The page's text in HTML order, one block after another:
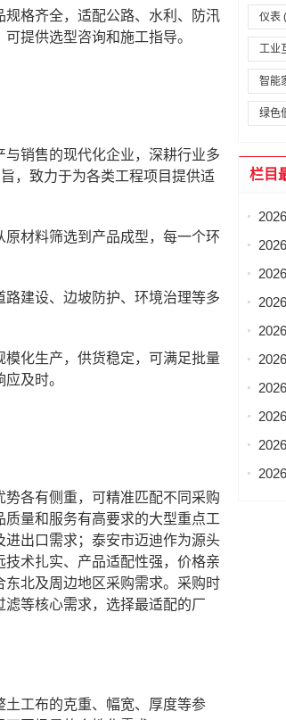
格齐全，适配公路、水利、防汛
提供选型咨询和施工指导。
销售的现代化企业，深耕行业多
，致力于为各类工程项目提供适
材料筛选到产品成型，每一个环
建设、边坡防护、环境治理等多
化生产，供货稳定，可满足批量
及时。
各有侧重，可精准匹配不同采购
量和服务有高要求的大型重点工
出口需求；泰安市迈迪作为源头
术扎实、产品适配性强，价格亲
北及周边地区采购需求。采购时
等核心需求，选择最适配的厂
工布的克重、幅宽、厚度等参
仪表
工业
智能
绿色
栏目
房
装
家
原
司
项
铂
注
塑
搬
办
指